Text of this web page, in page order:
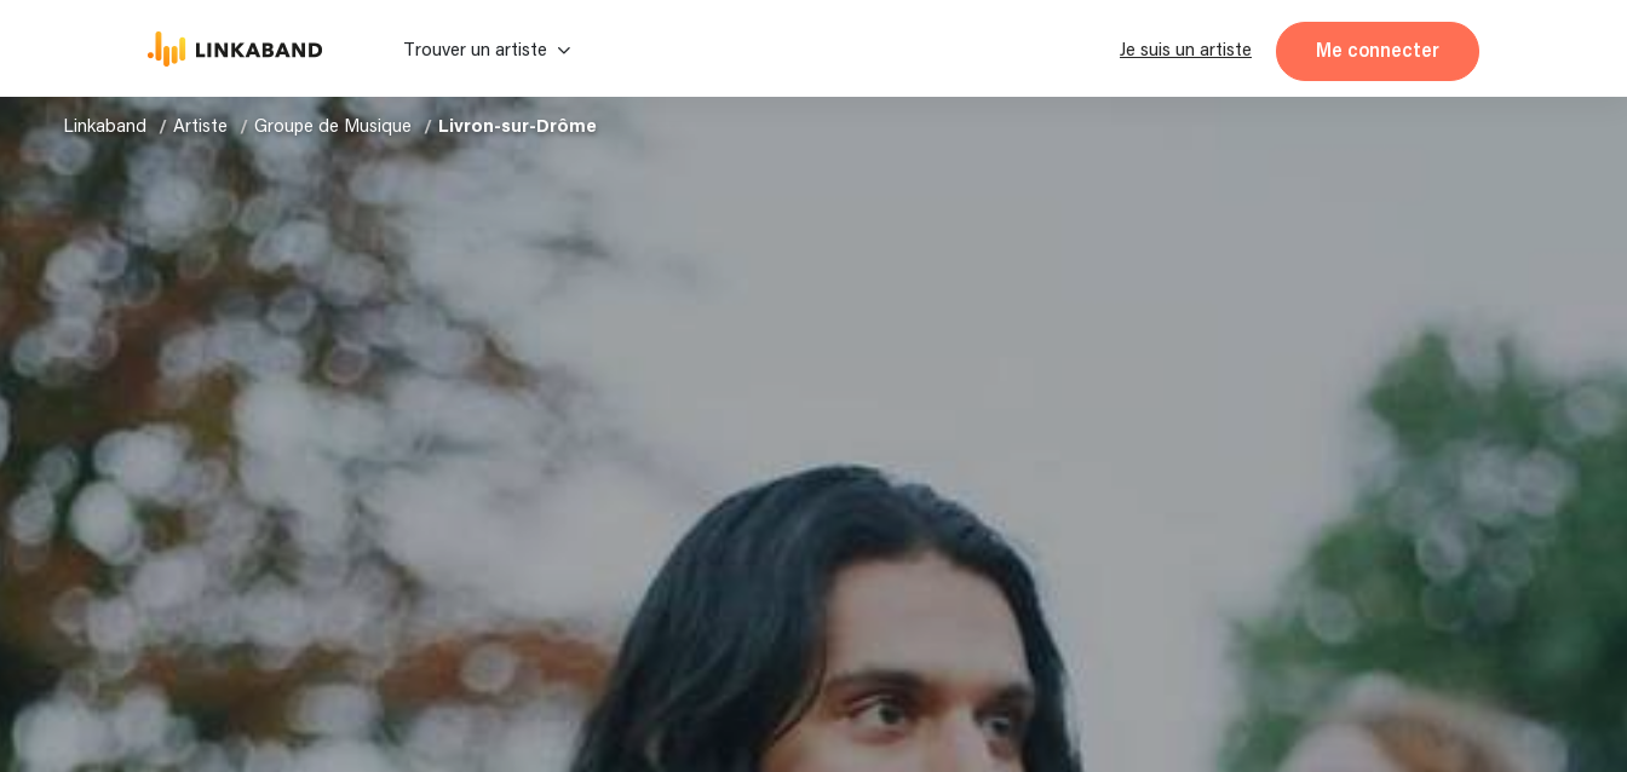
Trouver un artiste Je suis un artiste Me connecter
Linkaband Artiste Groupe de Musique Livron-sur-Drôme